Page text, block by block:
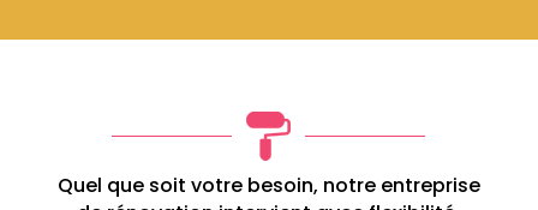
Quel que soit votre besoin, notre entreprise